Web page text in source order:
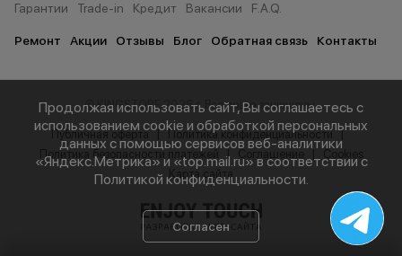
Гарантии
Trade-in Кредит Вакансии F.A.Q.
Ремонт Акции Отзывы Блог Обратная связь Контакты
© KINGSTORE 2026 г. Все права защищены.
Публичная оферта
Политика конфиденциальности
Политика безопасности платежей
Карта сайта
Продолжая использовать сайт, Вы соглашаетесь с
использованием cookie и обработкой персональных
данных с помощью сервисов веб-аналитики
«Яндекс.Метрика» и «top.mail.ru» в соответствии с
Политикой конфиденциальности.
Согласен